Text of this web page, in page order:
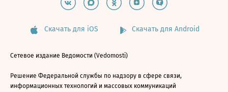
Скачать для iOS Скачать для Android
Сетевое издание Ведомости (Vedomosti)
Решение Федеральной службы по надзору в сфере связи,
информационных технологий и массовых коммуникаций